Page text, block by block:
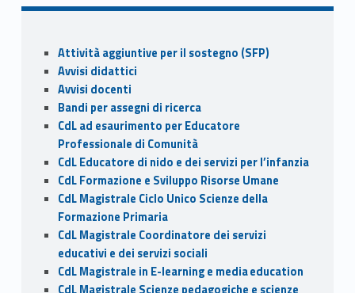
b
o
o
k
d
o
n
l di
vi
di
Sidebar
Attività aggiuntive per il sostegno (SFP)
Avvisi didattici
Avvisi docenti
Bandi per assegni di ricerca
CdL ad esaurimento per Educatore
Professionale di Comunità
CdL Educatore di nido e dei servizi per l’infanzia
CdL Formazione e Sviluppo Risorse Umane
CdL Magistrale Ciclo Unico Scienze della
Formazione Primaria
CdL Magistrale Coordinatore dei servizi
educativi e dei servizi sociali
CdL Magistrale in E-learning e media education